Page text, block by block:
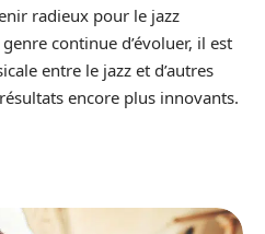
radieux pour le jazz
continue d’évoluer, il est
entre le jazz et d’autres
encore plus innovants.